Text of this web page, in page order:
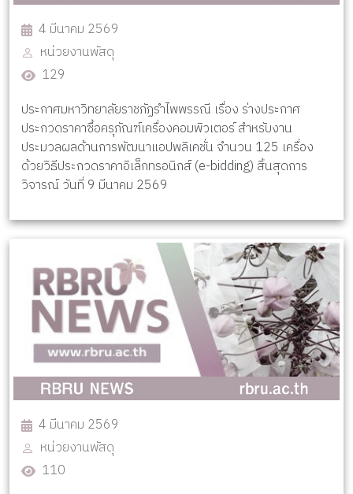
4 มีนาคม 2569
หน่วยงานพัสดุ
129
ประกาศมหาวิทยาลัยราชภัฏรำไพพรรณี เรื่อง ร่างประกาศ
ประกวดราคาซื้อครุภัณฑ์เครื่องคอมพิวเตอร์ สำหรับงาน
ประมวลผลด้านการพัฒนาแอปพลิเคชั่น จำนวน 125 เครื่อง
ด้วยวิธีประกวดราคาอิเล็กทรอนิกส์ (e-bidding) สิ้นสุดการ
วิจารณ์ วันที่ 9 มีนาคม 2569
4 มีนาคม 2569
หน่วยงานพัสดุ
110